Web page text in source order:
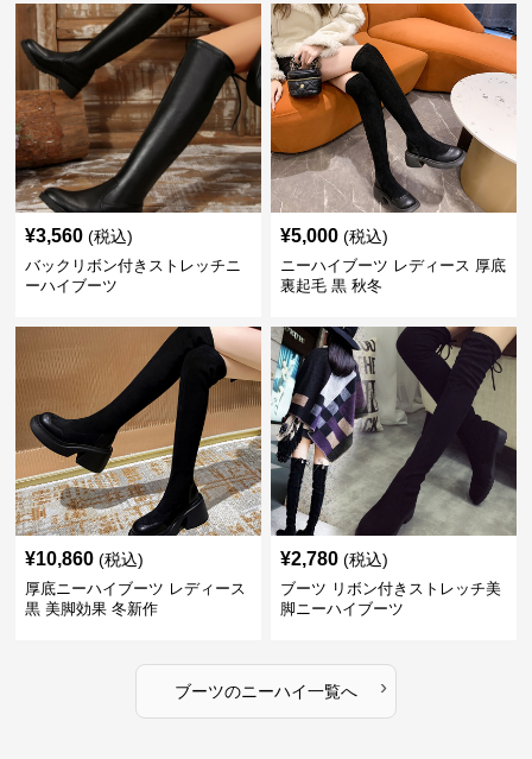
¥3,560 (税込)
バックリボン付きストレッチニ
ーハイブーツ
¥5,000 (税込)
ニーハイブーツ レディース 厚底
裏起毛 黒 秋冬
¥10,860 (税込)
厚底ニーハイブーツ レディース
黒 美脚効果 冬新作
¥2,780 (税込)
ブーツ リボン付きストレッチ美
脚ニーハイブーツ
ブーツのニーハイ一覧へ ›